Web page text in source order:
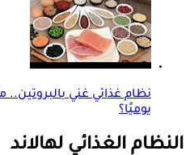
نظام غذائي غني
يوميًا؟
النظام الغذائي لهالاند